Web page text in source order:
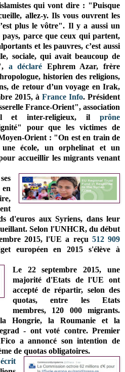
qui vont dire : "Puisque
allez-y. Ils vous ouvrent les
plus le vôtre". Il y a aussi un
pays, parce que ceux qui partent,
et les pauvres, c’est aussi
sociale, qui avait beaucoup de
a déclaré Ephrem Azar, frère
historien des religions,
de retour d’un voyage en Irak,
2015, à France Info. Président
France-Orient", association
et inter-religieux, ilprône
pour que les victimes de
Orient : "On est en train de
école, un orphelinat et un
accueillir les migrants venant
en
d'euros aux Syriens, dans leur
Selon l'UNHCR, du début
2015, l'UE a reçu 512 909
européen en 2015 s'élève à
Le 22 septembre 2015, une
majorité d'Etats de l'UE ont
accepté de répartir, selon des
quotas, entre les Etats
membres, 120 000 migrants.
Hongrie, la Roumanie et la
- ont voté contre. Premier
a annoncé son intention de
de quotas obligatoires.
écrit